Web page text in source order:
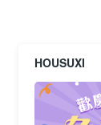
HOUSUXI